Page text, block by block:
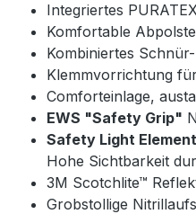
Integriertes
Komfortable
Kombiniertes
Klemmvorrichtung
Comforteinlage,
EWS "Safety Grip"
Safety Light Element
Hohe Sichtbarkeit
3M Scotchlite™
Grobstollige